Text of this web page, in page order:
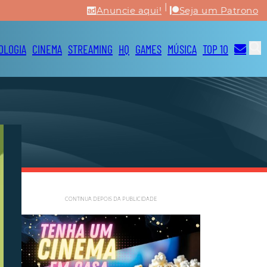
Anuncie aqui! | Seja um Patrono
CINEMA STREAMING HQ GAMES MÚSICA TOP 10
CONTINUA DEPOIS DA PUBLICIDADE